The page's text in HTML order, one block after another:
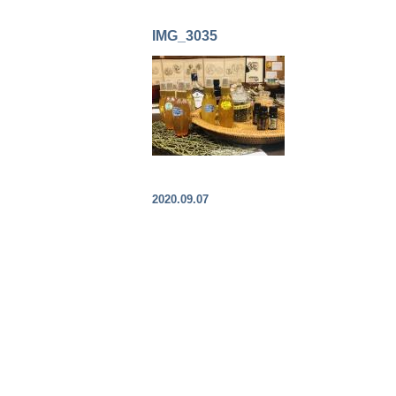
IMG_3035
2020.09.07